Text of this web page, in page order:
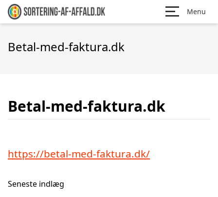
Menu
Betal-med-faktura.dk
Betal-med-faktura.dk
https://betal-med-faktura.dk/
Seneste indlæg